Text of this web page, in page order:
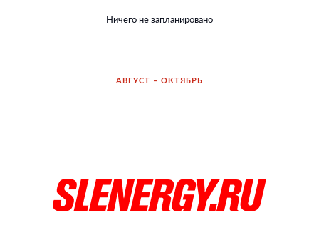
Ничего не запланировано
АВГУСТ – ОКТЯБРЬ